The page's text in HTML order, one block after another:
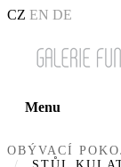
CZ EN DE
Menu
OBÝVACÍ